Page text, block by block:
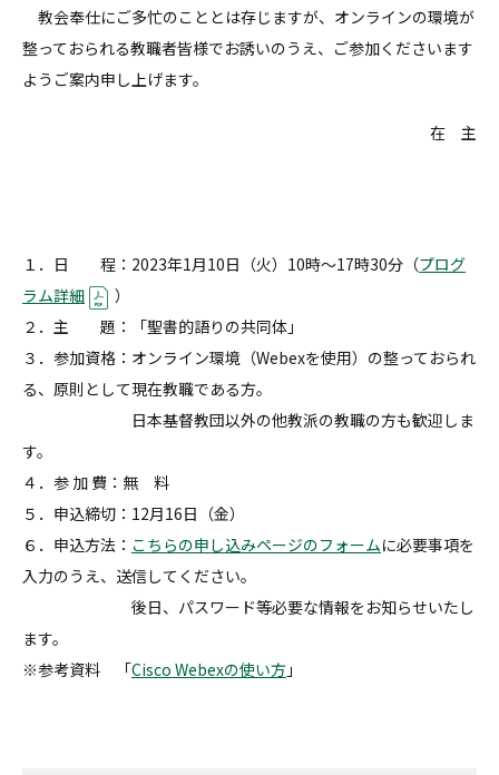
教会奉仕にご多忙のこととは存じますが、オンラインの環境が
整っておられる教職者皆様でお誘いのうえ、ご参加くださいます
ようご案内申し上げます。
在 主
１．日 程：2023年1月10日（火）10時～17時30分（プログ
ラム詳細
）
２．主 題：「聖書的語りの共同体」
３．参加資格：オンライン環境（Webexを使用）の整っておられ
る、原則として現在教職である方。
日本基督教団以外の他教派の教職の方も歓迎しま
す。
４．参 加 費：無 料
５．申込締切：12月16日（金）
６．申込方法： こちらの申し込みページのフォームに必要事項を
入力のうえ、送信してください。
後日、パスワード等必要な情報をお知らせいたし
ます。
※参考資料 「Cisco Webexの使い方 」